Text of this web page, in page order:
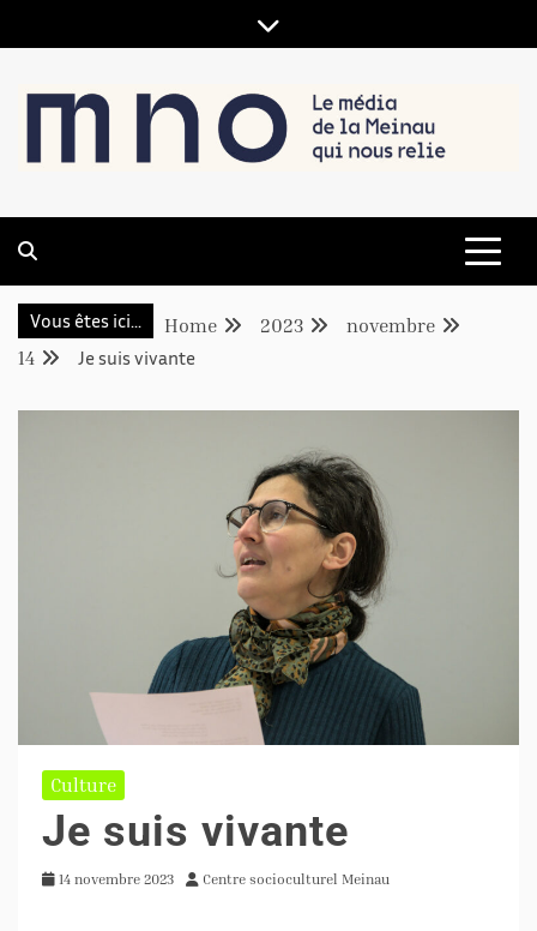
Vous êtes ici... Home 2023
novembre
14
Je suis vivante
Culture
Je suis vivante
14 novembre 2023 Centre socioculturel Meinau